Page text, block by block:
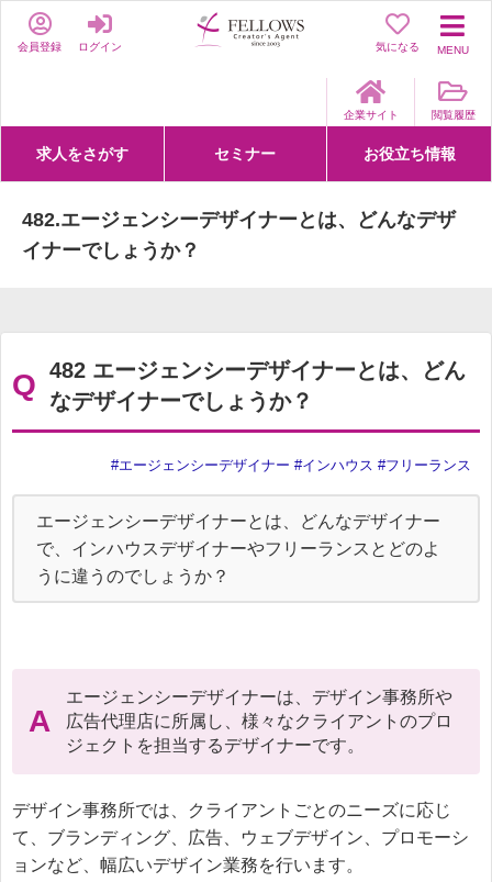
会員登録 ログイン 気になる MENU
企業サイト 閲覧履歴
求人をさがす
詳細条件からさがす
求人特集からさがす
セミナー
セミナーをさがす
クリエイティブNEXT
クリエイターズファーム
Fellows Creative Academy
お役立ち情報
お役立ち情報一覧
聞くは一時、聞かぬは一生
クリエイターのお仕事図鑑
クリエイターの声
企業様向けお役立ち情報
482.エージェンシーデザイナーとは、どんなデザ
イナーでしょうか？
Q 482 エージェンシーデザイナーとは、どん
なデザイナーでしょうか？
#エージェンシーデザイナー #インハウス #フリーランス
エージェンシーデザイナーとは、どんなデザイナー
で、インハウスデザイナーやフリーランスとどのよ
うに違うのでしょうか？
A
エージェンシーデザイナーは、デザイン事務所や
広告代理店に所属し、様々なクライアントのプロ
ジェクトを担当するデザイナーです。
デザイン事務所では、クライアントごとのニーズに応じ
て、ブランディング、広告、ウェブデザイン、プロモーシ
ョンなど、幅広いデザイン業務を行います。